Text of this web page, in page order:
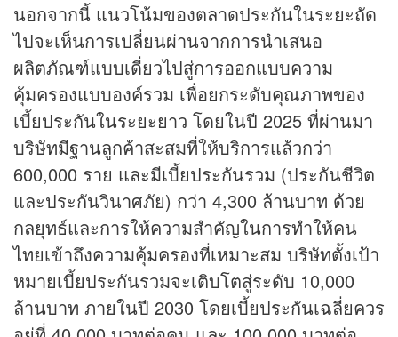
นอกจากนี้ แนวโน้มของตลาดประกันในระยะถัด
ไปจะเห็นการเปลี่ยนผ่านจากการนำเสนอ
ผลิตภัณฑ์แบบเดี่ยวไปสู่การออกแบบความ
คุ้มครองแบบองค์รวม เพื่อยกระดับคุณภาพของ
เบี้ยประกันในระยะยาว โดยในปี 2025 ที่ผ่านมา
บริษัทมีฐานลูกค้าสะสมที่ให้บริการแล้วกว่า
600,000 ราย และมีเบี้ยประกันรวม (ประกันชีวิต
และประกันวินาศภัย) กว่า 4,300 ล้านบาท ด้วย
กลยุทธ์และการให้ความสำคัญในการทำให้คน
ไทยเข้าถึงความคุ้มครองที่เหมาะสม บริษัทตั้งเป้า
หมายเบี้ยประกันรวมจะเติบโตสู่ระดับ 10,000
ล้านบาท ภายในปี 2030 โดยเบี้ยประกันเฉลี่ยควร